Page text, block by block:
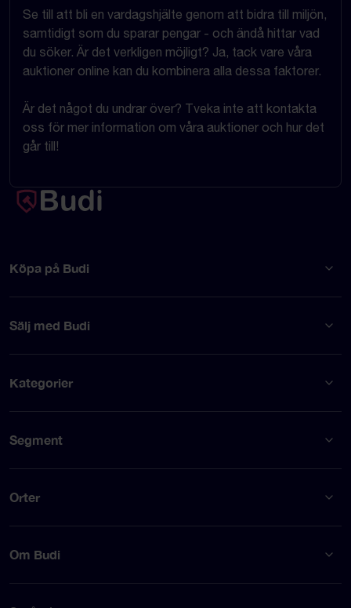
Se till att bli en vardagshjälte genom att bidra till miljön,
samtidigt som du sparar pengar - och ändå hittar vad
du söker. Är det verkligen möjligt? Ja, tack vare våra
auktioner online kan du kombinera alla dessa faktorer.
Är det något du undrar över? Tveka inte att kontakta
oss för mer information om våra auktioner och hur det
går till!
Köpa på Budi
Sälj med Budi
Kategorier
Segment
Orter
Om Budi